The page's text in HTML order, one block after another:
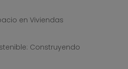
en Viviendas
Construyendo